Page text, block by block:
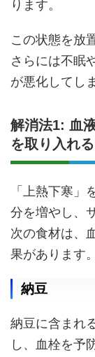
ります。
この状態を放
さらには不眠
が悪化してし
解消法1: 血
を取り入れる
「上熱下寒」
分を増やし、
次の食材は、
果があります。
納豆
納豆に含まれ
し、血栓を予